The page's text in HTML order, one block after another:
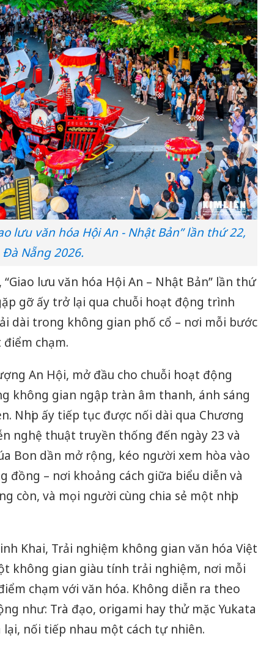
lưu văn hóa Hội An - Nhật Bản” lần thứ 22,
Đà Nẵng 2026.
lưu văn hóa Hội An – Nhật Bản” lần thứ
gỡ ấy trở lại qua chuỗi hoạt động trình
dài trong không gian phố cổ – nơi mỗi bước
chạm.
An Hội, mở đầu cho chuỗi hoạt động
không gian ngập tràn âm thanh, ánh sáng
Nhịp ấy tiếp tục được nối dài qua Chương
nghệ thuật truyền thống đến ngày 23 và
Bon dần mở rộng, kéo người xem hòa vào
đồng – nơi khoảng cách giữa biểu diễn và
còn, và mọi người cùng chia sẻ một nhịp
Khai, Trải nghiệm không gian văn hóa Việt
không gian giàu tính trải nghiệm, nơi mỗi
chạm với văn hóa. Không diễn ra theo
như: Trà đạo, origami hay thử mặc Yukata
nối tiếp nhau một cách tự nhiên.